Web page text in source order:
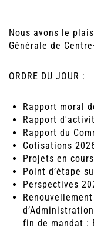
Nous avons le
Générale de
ORDRE DU JOUR :
Rapport moral
Rapport
Rapport du
Cotisations
Projets en
Point d’étape
Perspectives
fin de mandat :